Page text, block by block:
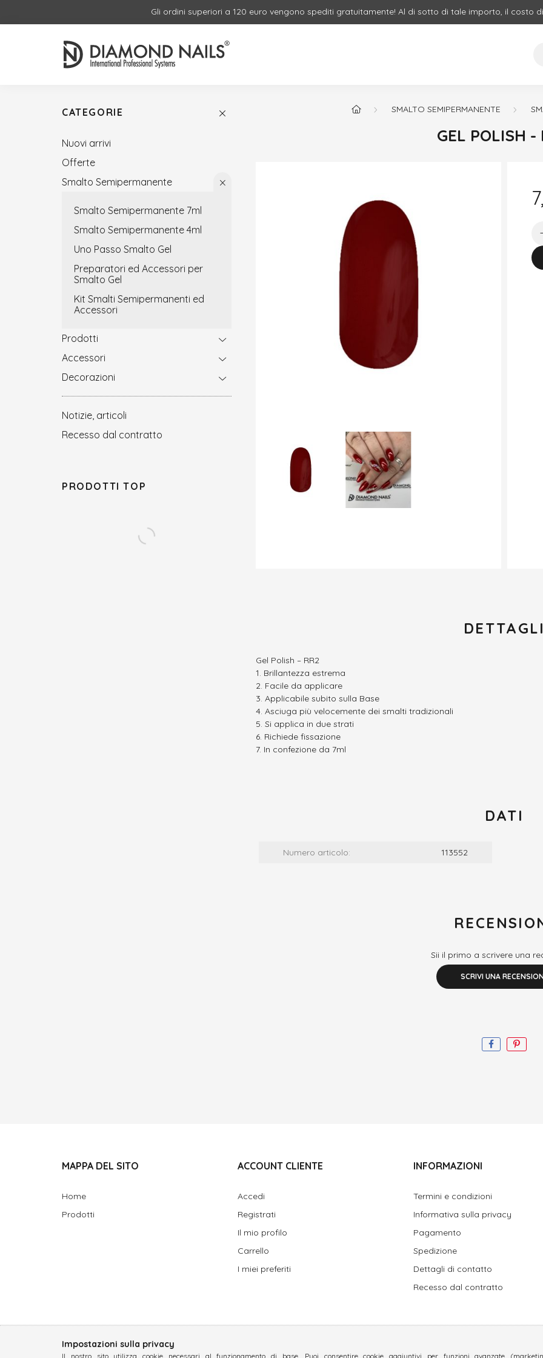
Gli ordini superiori a 120 euro vengono spediti gratuitamente! Al di sotto di tale importo, il costo
CATEGORIE
Nuovi arrivi
Offerte
Smalto Semipermanente
Smalto Semipermanente 7ml
Smalto Semipermanente 4ml
Uno Passo Smalto Gel
Preparatori ed Accessori per
Smalto Gel
Kit Smalti Semipermanenti ed
Accessori
Prodotti
Accessori
Decorazioni
Notizie, articoli
Recesso dal contratto
PRODOTTI TOP
SMALTO SEMIPERMANENTE
GEL POLISH -
Gel Polish – RR2
Brillantezza estrema
Facile da applicare
Applicabile subito sulla Base
Asciuga più velocemente dei smalti tradizionali
Si applica in due strati
Richiede fissazione
In confezione da 7ml
DATI
Numero articolo: 113552
Sii il primo a scrivere una
SCRIVI UNA
MAPPA DEL SITO
Home
Prodotti
ACCOUNT CLIENTE
Accedi
Registrati
Il mio profilo
Carrello
I miei preferiti
INFORMAZIONI
Termini e condizioni
Informativa sulla privacy
Pagamento
Spedizione
Dettagli di contatto
Recesso dal contratto
Impostazioni sulla privacy
Il nostro sito utilizza cookie necessari al funzionamento di base. Puoi consentire cookie aggiuntivi per funzioni avanzate